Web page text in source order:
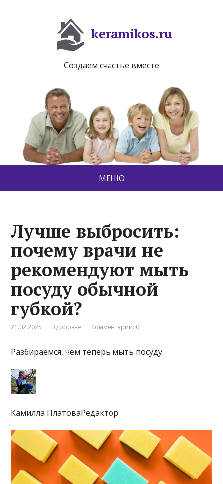
keramikos.ru
Создаем счастье вместе
МЕНЮ
Лучше выбросить:
почему врачи не
рекомендуют мыть
посуду обычной
губкой?
21.02.2025 Здоровье Комментарии: 0
Разбираемся, чем теперь мыть посуду.
Камилла ПлатоваРедактор